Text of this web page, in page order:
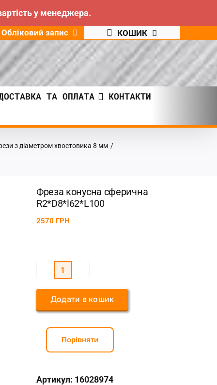
у менеджера.
Обліковий запис КОШИК
ТА ОПЛАТА
КОНТАКТИ
з діаметром хвостовика 8 мм /
Фреза конусна сферична
R2*D8*l62*L100
2570 ГРН
конусна
сферична
кількість
Додати в кошик
Порівняти
Артикул: 16028974